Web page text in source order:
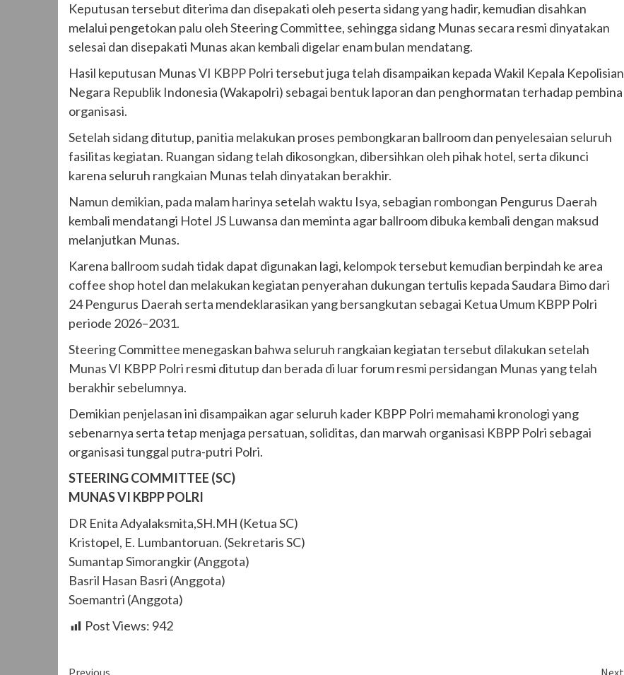
‎Keputusan tersebut diterima dan disepakati oleh peserta sidang yang hadir, kemudian disahkan
melalui pengetokan palu oleh Steering Committee, sehingga sidang Munas secara resmi dinyatakan
selesai dan disepakati Munas akan kembali digelar enam bulan mendatang.
‎Hasil keputusan Munas VI KBPP Polri tersebut juga telah disampaikan kepada Wakil Kepala Kepolisian
Negara Republik Indonesia (Wakapolri) sebagai bentuk laporan dan penghormatan terhadap pembina
organisasi.
‎Setelah sidang ditutup, panitia melakukan proses pembongkaran ballroom dan penyelesaian seluruh
fasilitas kegiatan. Ruangan sidang telah dikosongkan, dibersihkan oleh pihak hotel, serta dikunci
karena seluruh rangkaian Munas telah dinyatakan berakhir.
‎Namun demikian, pada malam harinya setelah waktu Isya, sebagian rombongan Pengurus Daerah
kembali mendatangi Hotel JS Luwansa dan meminta agar ballroom dibuka kembali dengan maksud
melanjutkan Munas.
‎Karena ballroom sudah tidak dapat digunakan lagi, kelompok tersebut kemudian berpindah ke area
coffee shop hotel dan melakukan kegiatan penyerahan dukungan tertulis kepada Saudara Bimo dari
24 Pengurus Daerah serta mendeklarasikan yang bersangkutan sebagai Ketua Umum KBPP Polri
periode 2026–2031.
‎Steering Committee menegaskan bahwa seluruh rangkaian kegiatan tersebut dilakukan setelah
Munas VI KBPP Polri resmi ditutup dan berada di luar forum resmi persidangan Munas yang telah
berakhir sebelumnya.
‎Demikian penjelasan ini disampaikan agar seluruh kader KBPP Polri memahami kronologi yang
sebenarnya serta tetap menjaga persatuan, soliditas, dan marwah organisasi KBPP Polri sebagai
organisasi tunggal putra-putri Polri.
STEERING COMMITTEE (SC)
‎MUNAS VI KBPP POLRI
‎DR Enita Adyalaksmita,SH.MH (Ketua SC)
‎Kristopel, E. Lumbantoruan. (Sekretaris SC)
‎Sumantap Simorangkir (Anggota)
‎Basril Hasan Basri (Anggota)
‎Soemantri (Anggota)
Post Views: 942